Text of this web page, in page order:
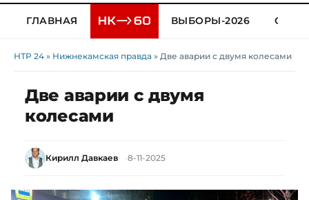
ГЛАВНАЯ ВЫБОРЫ-2026
НТР 24 » Нижнекамская правда » Две аварии с двумя колесами
Две аварии с двумя
колесами
Кирилл Давкаев 8-11-2025